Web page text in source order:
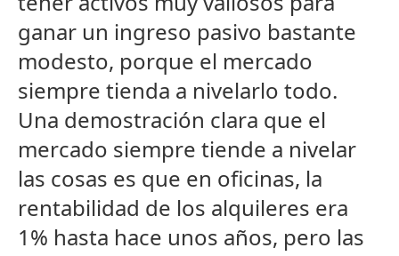
ganar un ingreso pasivo bastante
modesto, porque el mercado
siempre tienda a nivelarlo todo.
Una demostración clara que el
mercado siempre tiende a nivelar
las cosas es que en oficinas, la
rentabilidad de los alquileres era
1% hasta hace unos años, pero las